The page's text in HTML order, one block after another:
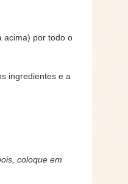
acima) por todo o
ingredientes e a
coloque em